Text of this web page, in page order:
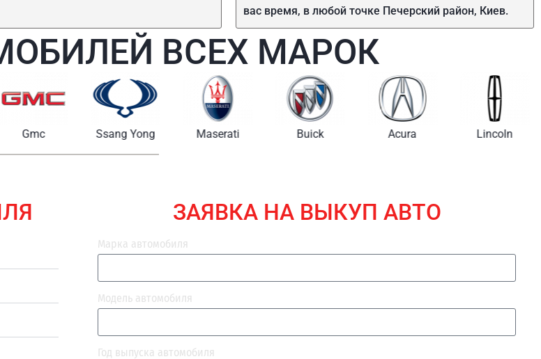
вас время, в любой точке Печерский район, Киев.
ВСЕХ МАРОК
Gmc Ssang Yong Maserati Buick Acura Lincoln
ЗАЯВКА НА ВЫКУП АВТО
Марка автомобиля
Модель автомобиля
Год выпуска автомобиля